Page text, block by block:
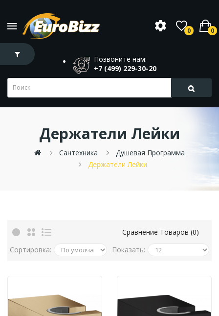
0 0
Позвоните нам:
+7 (499) 229-30-20
Держатели Лейки
Сантехника
Душевая Программа
Держатели Лейки
Сравнение Товаров (0)
Сортировка:
Показать: